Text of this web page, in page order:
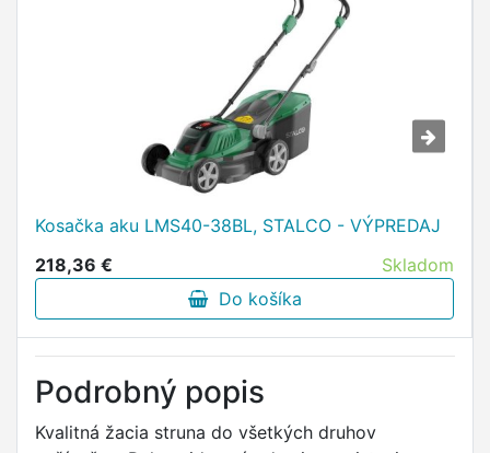
Kosačka aku LMS40-38BL, STALCO - VÝPREDAJ
218,36 €
Skladom
Do košíka
Podrobný popis
Kvalitná žacia struna do všetkých druhov